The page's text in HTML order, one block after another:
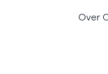
Over